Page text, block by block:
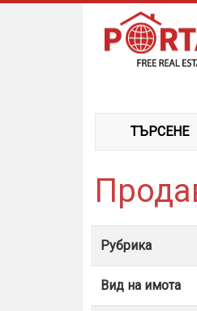
ТЪРСЕНЕ
Рубрика
Вид на имота